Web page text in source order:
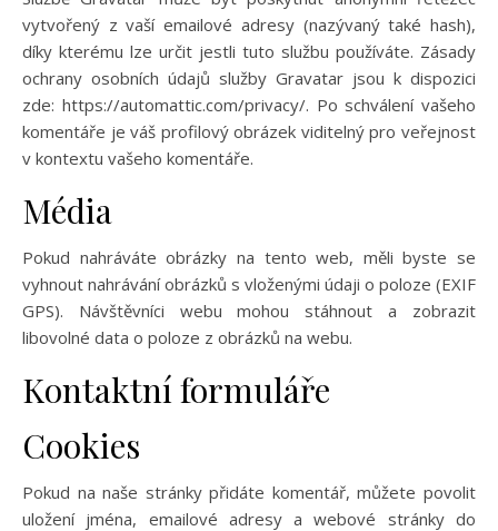
vytvořený z vaší emailové adresy (nazývaný také hash),
díky kterému lze určit jestli tuto službu používáte. Zásady
ochrany osobních údajů služby Gravatar jsou k dispozici
zde: https://automattic.com/privacy/. Po schválení vašeho
komentáře je váš profilový obrázek viditelný pro veřejnost
v kontextu vašeho komentáře.
Média
Pokud nahráváte obrázky na tento web, měli byste se
vyhnout nahrávání obrázků s vloženými údaji o poloze (EXIF
GPS). Návštěvníci webu mohou stáhnout a zobrazit
libovolné data o poloze z obrázků na webu.
Kontaktní formuláře
Cookies
Pokud na naše stránky přidáte komentář, můžete povolit
uložení jména, emailové adresy a webové stránky do